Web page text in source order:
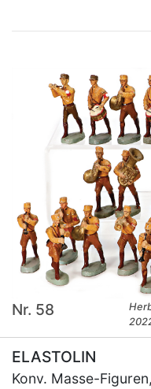
Nr. 58
ELASTOLIN
Konv. Masse-